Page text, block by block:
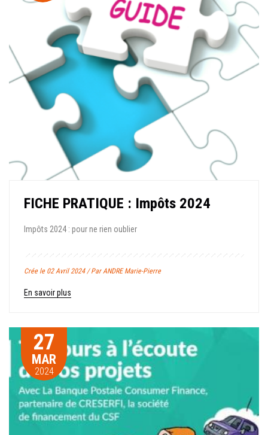
FICHE PRATIQUE : Impôts 2024
Impôts 2024 : pour ne rien oublier
Crée le 02 Avril 2024 / Par ANDRE Marie-Pierre
En savoir plus
27
MAR
2024